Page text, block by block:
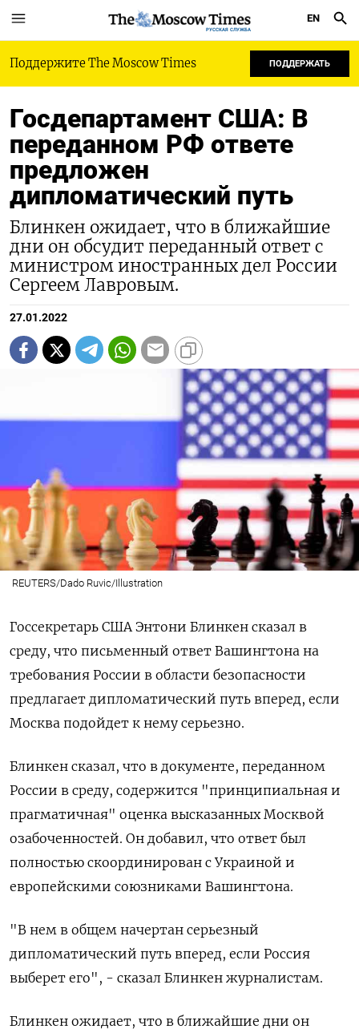
РУССКАЯ СЛУЖБА
EN
Поддержите The Moscow Times ПОДДЕРЖАТЬ
Госдепартамент США: В
переданном РФ ответе
предложен
дипломатический путь
Блинкен ожидает, что в ближайшие
дни он обсудит переданный ответ с
министром иностранных дел России
Сергеем Лавровым.
27.01.2022
REUTERS/Dado Ruvic/Illustration
Госсекретарь США Энтони Блинкен сказал в
среду, что письменный ответ Вашингтона на
требования России в области безопасности
предлагает дипломатический путь вперед, если
Москва подойдет к нему серьезно.
Блинкен сказал, что в документе, переданном
России в среду, содержится "принципиальная и
прагматичная" оценка высказанных Москвой
озабоченностей. Он добавил, что ответ был
полностью скоординирован с Украиной и
европейскими союзниками Вашингтона.
"В нем в общем начертан серьезный
дипломатический путь вперед, если Россия
выберет его", - сказал Блинкен журналистам.
Блинкен ожидает, что в ближайшие дни он